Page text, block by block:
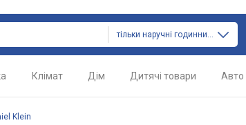
тільки наручні годинники
Клімат Дім Дитячі товари Авто
Klein